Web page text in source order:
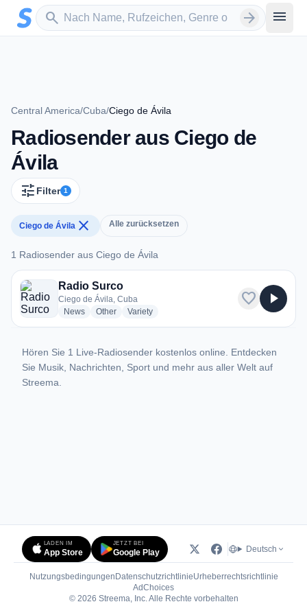
Zum Hauptinhalt springen
search
Sender suchen arrow_forward menu
Central America/Cuba/Ciego de Ávila
Radiosender aus Ciego de
Ávila
tune Filter 1
Ciego de Ávila close Alle zurücksetzen
1 Radiosender aus Ciego de Ávila
1 Radiosender aus Ciego de Ávila
Radio Surco
Ciego de Ávila, Cuba
Newsradio stations
Otherradio stations
Varietyradio stations
favorite play_arrow
Hören Sie 1 Live-Radiosender kostenlos online. Entdecken
Sie Musik, Nachrichten, Sport und mehr aus aller Welt auf
Streema.
LADEN IM
App Store
JETZT BEI
Google Play Deutsch
Nutzungsbedingungen DatenschutzrichtlinieUrheberrechtsrichtlinie
AdChoices(öffnet in neuem Tab)
© 2026 Streema, Inc. Alle Rechte vorbehalten